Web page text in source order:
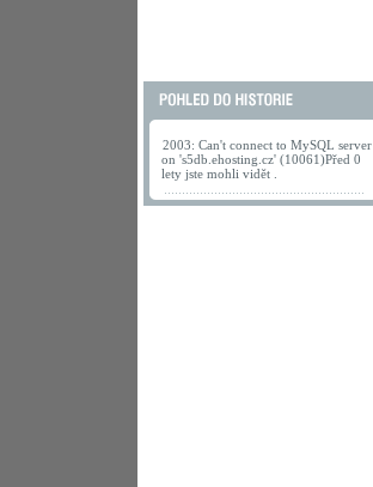
2003: Can't connect to MySQL server
on 's5db.ehosting.cz' (10061)Před 0
lety jste mohli vidět .